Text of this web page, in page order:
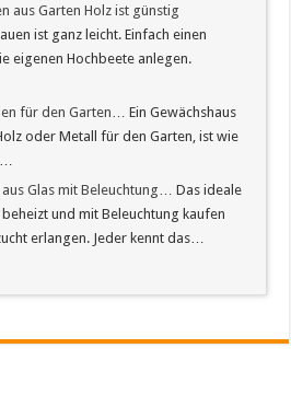
aus Garten Holz ist günstig
ist ganz leicht. Einfach einen
eigenen Hochbeete anlegen.
für den Garten…
Ein Gewächshaus
oder Metall für den Garten, ist wie
Glas mit Beleuchtung…
Das ideale
und mit Beleuchtung kaufen
erlangen. Jeder kennt das…